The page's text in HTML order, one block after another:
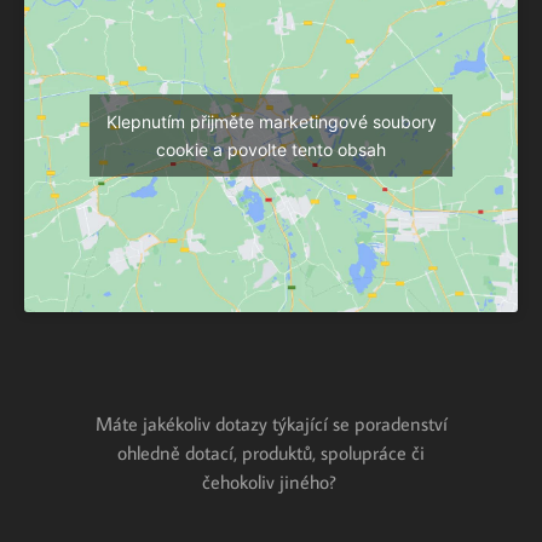
Klepnutím přijměte marketingové soubory
cookie a povolte tento obsah
Máte jakékoliv dotazy týkající se poradenství
ohledně dotací, produktů, spolupráce či
čehokoliv jiného?